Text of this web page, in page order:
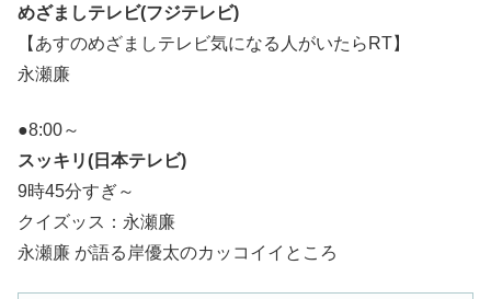
めざましテレビ(フジテレビ)
【あすのめざましテレビ気になる人がいたらRT】
永瀬廉
●8:00～
スッキリ(日本テレビ)
9時45分すぎ～
クイズッス：永瀬廉
永瀬廉 が語る岸優太のカッコイイところ